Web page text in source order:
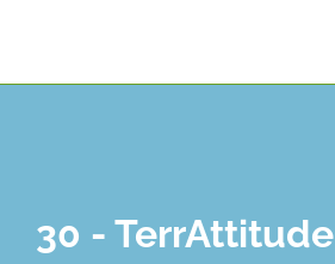
contenuto
30 - TerrAttitude